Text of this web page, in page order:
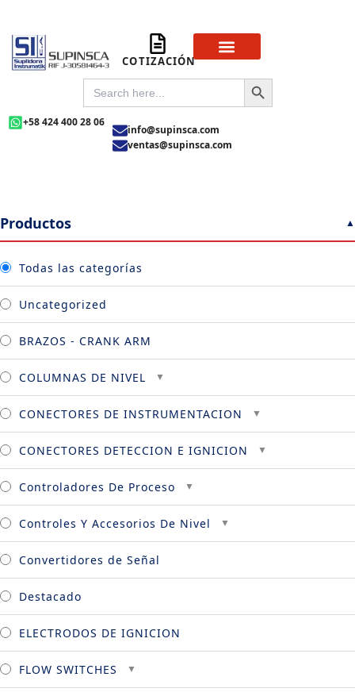
contenido
COTIZACIÓN
SEARCH
FOR:
SEARCH BUTTON
+58 424 400 28 06
info@supinsca.com
ventas@supinsca.com
Productos
Todas las categorías
Uncategorized
BRAZOS - CRANK ARM
COLUMNAS DE NIVEL
CONECTORES DE INSTRUMENTACION
CONECTORES DETECCION E IGNICION
Controladores De Proceso
Controles Y Accesorios De Nivel
Convertidores de Señal
Destacado
ELECTRODOS DE IGNICION
FLOW SWITCHES